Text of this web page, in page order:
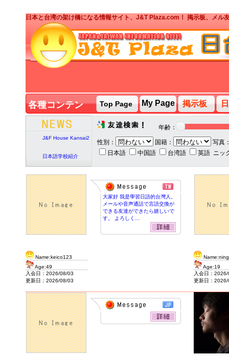
日本と台湾の架け橋になる情報サイト、J&T Plaza.com！ 掲示板、メル
各種コンテン
ツ
Top Page My Page 掲示板
2020/2/7
J&F House Kansai2
日本語学校紹介
J&T PARTY台湾人ボ
ランティア募集
J&T PARTY
2020/2/7
年齢：
性別： 国籍：
写真
日本語
中国語 台湾語 英語 ニッ
Name:keico123
Age:49
入会日：2026/08/03
更新日：2026/08/03
大家好 我是學習日語的台灣人。
メールや音声通話で言語交換が
できる友達ができたら嬉しいで
す。 よろしく...
Age:19
入会日：
更新日：